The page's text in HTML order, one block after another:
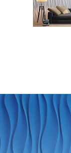
Opel
Renault